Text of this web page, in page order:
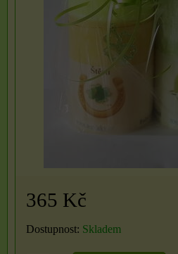
365 Kč
Dostupnost: Skladem